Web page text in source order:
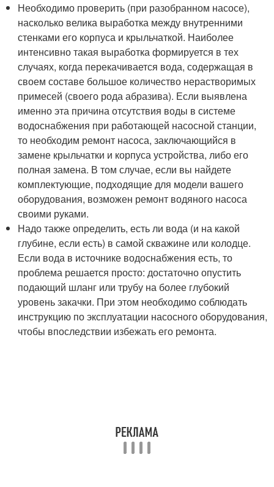
Необходимо проверить (при разобранном насосе),
насколько велика выработка между внутренними
стенками его корпуса и крыльчаткой. Наиболее
интенсивно такая выработка формируется в тех
случаях, когда перекачивается вода, содержащая в
своем составе большое количество нерастворимых
примесей (своего рода абразива). Если выявлена
именно эта причина отсутствия воды в системе
водоснабжения при работающей насосной станции,
то необходим ремонт насоса, заключающийся в
замене крыльчатки и корпуса устройства, либо его
полная замена. В том случае, если вы найдете
комплектующие, подходящие для модели вашего
оборудования, возможен ремонт водяного насоса
своими руками.
Надо также определить, есть ли вода (и на какой
глубине, если есть) в самой скважине или колодце.
Если вода в источнике водоснабжения есть, то
проблема решается просто: достаточно опустить
подающий шланг или трубу на более глубокий
уровень закачки. При этом необходимо соблюдать
инструкцию по эксплуатации насосного оборудования,
чтобы впоследствии избежать его ремонта.